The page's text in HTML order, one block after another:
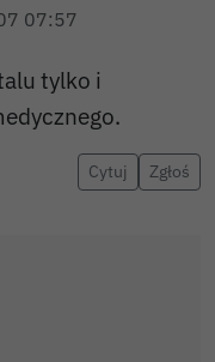
07:57
tylko i
Cytuj Zgłoś